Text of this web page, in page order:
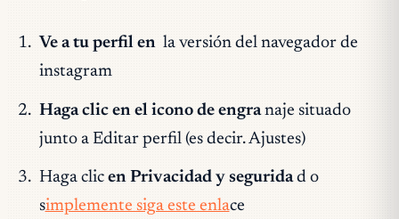
Ve a tu perfil en la versión del navegador de
instagram
Haga clic en el icono de engra naje situado
junto a Editar perfil (es decir. Ajustes)
Haga clic en Privacidad y segurida d o
simplemente siga este enlace